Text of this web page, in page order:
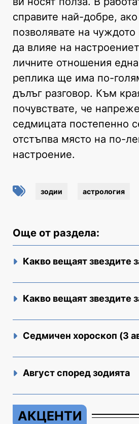
справите най-добре,
позволявате на
да влияе на
личните отношения
реплика ще има по-
дълъг разговор. Към
почувствате, че
седмицата постепенно
отстъпва място на по-
настроение.
зодии астрология
Още от раздела:
Какво вещаят звездите
Какво вещаят звездите
Седмичен хороскоп (3
Август според зодията
АКЦЕНТИ